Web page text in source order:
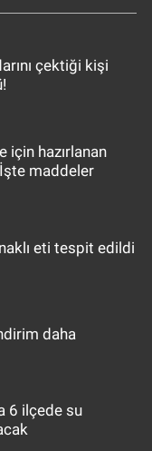
çektiği kişi
için hazırlanan
maddeler
eti tespit edildi
daha
6 ilçede su